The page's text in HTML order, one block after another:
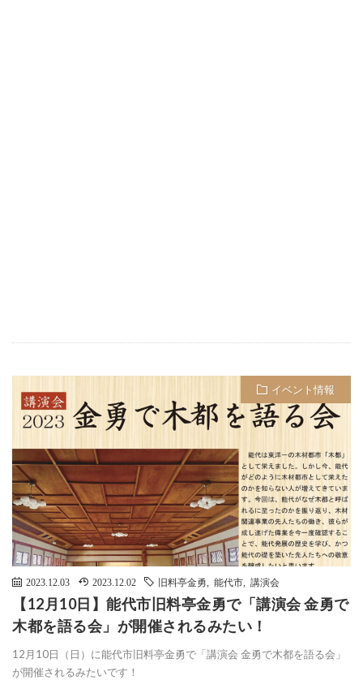
イベント情報
2023.12.03 2023.12.02 旧料亭金勇 能代市 講演会
【12月10日】能代市旧料亭金勇で「講演会 金勇で
木都を語る会」が開催されるみたい！
12月10日（日）に能代市旧料亭金勇で「講演会 金勇で木都を語る会」
が開催されるみたいです！